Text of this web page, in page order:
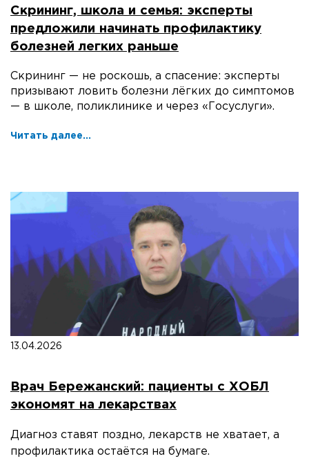
Скрининг, школа и семья: эксперты
предложили начинать профилактику
болезней легких раньше
Скрининг — не роскошь, а спасение: эксперты
призывают ловить болезни лёгких до симптомов
— в школе, поликлинике и через «Госуслуги».
Читать далее...
13.04.2026
Врач Бережанский: пациенты с ХОБЛ
экономят на лекарствах
Диагноз ставят поздно, лекарств не хватает, а
профилактика остаётся на бумаге.